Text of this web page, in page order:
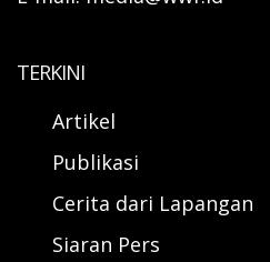
TERKINI
Artikel
Publikasi
Cerita dari Lapangan
Siaran Pers